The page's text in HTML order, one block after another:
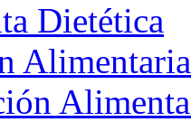
Dietética
Alimentaria